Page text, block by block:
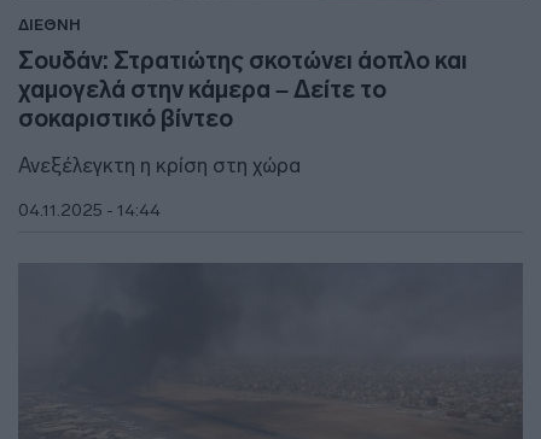
ΔΙΕΘΝΗ
Σουδάν: Στρατιώτης σκοτώνει άοπλο και
χαμογελά στην κάμερα – Δείτε το
σοκαριστικό βίντεο
Ανεξέλεγκτη η κρίση στη χώρα
04.11.2025 - 14:44